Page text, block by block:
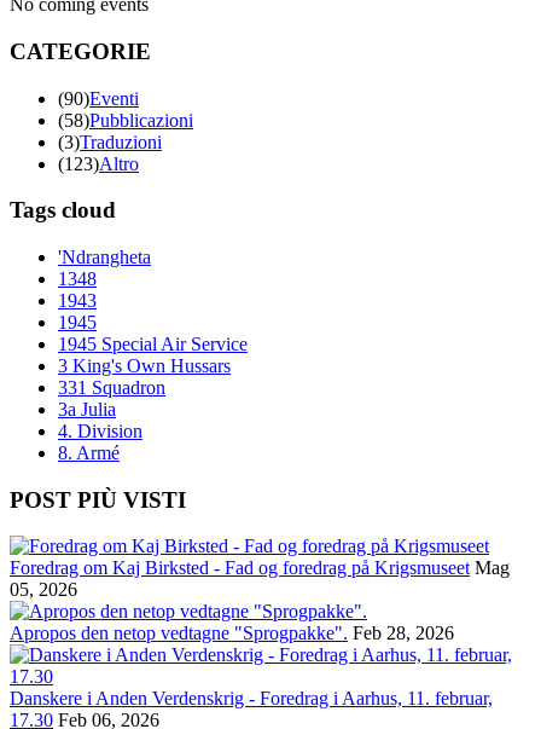
No coming events
CATEGORIE
(90)Eventi
(58)Pubblicazioni
(3)Traduzioni
(123)Altro
Tags cloud
'Ndrangheta
1348
1943
1945
1945 Special Air Service
3 King's Own Hussars
331 Squadron
3a Julia
4. Division
8. Armé
POST PIÙ VISTI
Foredrag om Kaj Birksted - Fad og foredrag på Krigsmuseet Mag
05, 2026
Apropos den netop vedtagne "Sprogpakke". Feb 28, 2026
Danskere i Anden Verdenskrig - Foredrag i Aarhus, 11. februar,
17.30 Feb 06, 2026